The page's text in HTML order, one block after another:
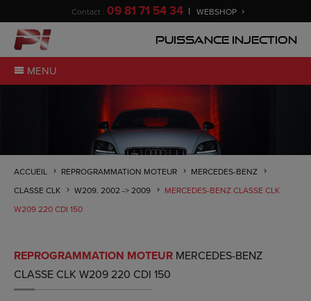
Contact : 09 81 71 54 34 WEBSHOP
Puissance Injection
MENU
ACCUEIL REPROGRAMMATION MOTEUR
MERCEDES-BENZ
CLASSE CLK
W209. 2002 -> 2009
MERCEDES-BENZ CLASSE CLK
W209 220 CDI 150
REPROGRAMMATION MOTEUR MERCEDES-BENZ
CLASSE CLK W209 220 CDI 150